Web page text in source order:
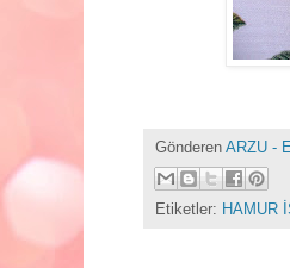
Gönderen ARZU -
Etiketler: HAMUR